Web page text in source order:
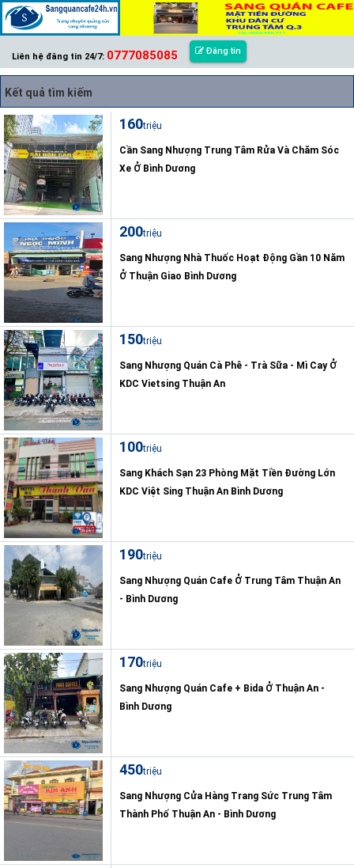
Liên hệ đăng tin 24/7: 0777085085 Đăng tin
Kết quả tìm kiếm
160triệu
Cần Sang Nhượng Trung Tâm Rửa Và Chăm Sóc
Xe Ở Bình Dương
200triệu
Sang Nhượng Nhà Thuốc Hoạt Động Gần 10 Năm
Ở Thuận Giao Bình Dương
150triệu
Sang Nhượng Quán Cà Phê - Trà Sữa - Mì Cay Ở
KDC Vietsing Thuận An
100triệu
Sang Khách Sạn 23 Phòng Mặt Tiền Đường Lớn
KDC Việt Sing Thuận An Bình Dương
190triệu
Sang Nhượng Quán Cafe Ở Trung Tâm Thuận An
- Bình Dương
170triệu
Sang Nhượng Quán Cafe + Bida Ở Thuận An -
Bình Dương
450triệu
Sang Nhượng Cửa Hàng Trang Sức Trung Tâm
Thành Phố Thuận An - Bình Dương